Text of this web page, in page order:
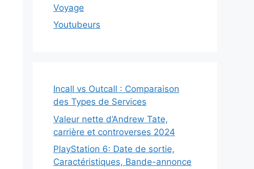
Voyage
Youtubeurs
Incall vs Outcall : Comparaison
des Types de Services
Valeur nette d’Andrew Tate,
carrière et controverses 2024
PlayStation 6: Date de sortie,
Caractéristiques, Bande-annonce